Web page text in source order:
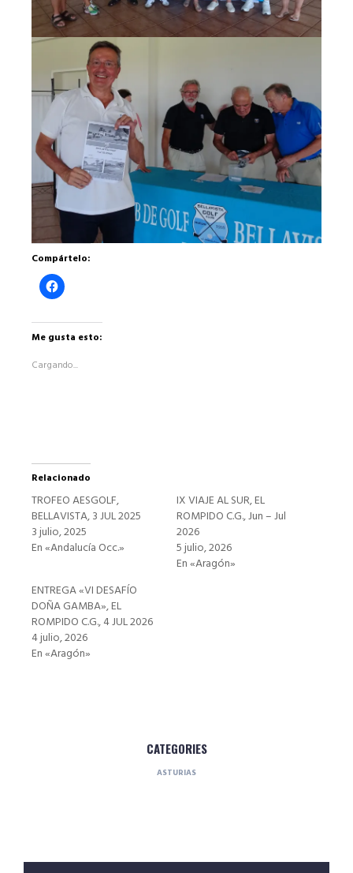
Compártelo:
Haz
clic
en
Facebook
en
Me gusta esto:
Cargando...
Relacionado
TROFEO AESGOLF,
BELLAVISTA, 3 JUL 2025
3 julio, 2025
En «Andalucía Occ.»
IX VIAJE AL SUR, EL
ROMPIDO C.G., Jun – Jul
2026
5 julio, 2026
En «Aragón»
ENTREGA «VI DESAFÍO
DOÑA GAMBA», EL
ROMPIDO C.G., 4 JUL 2026
4 julio, 2026
En «Aragón»
CATEGORIES
ASTURIAS